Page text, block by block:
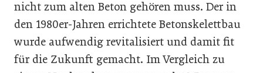
nicht zum alten Beton gehören muss. Der in
den 1980er-Jahren errichtete Betonskelettbau
wurde aufwendig revitalisiert und damit fit
für die Zukunft gemacht. Im Vergleich zu